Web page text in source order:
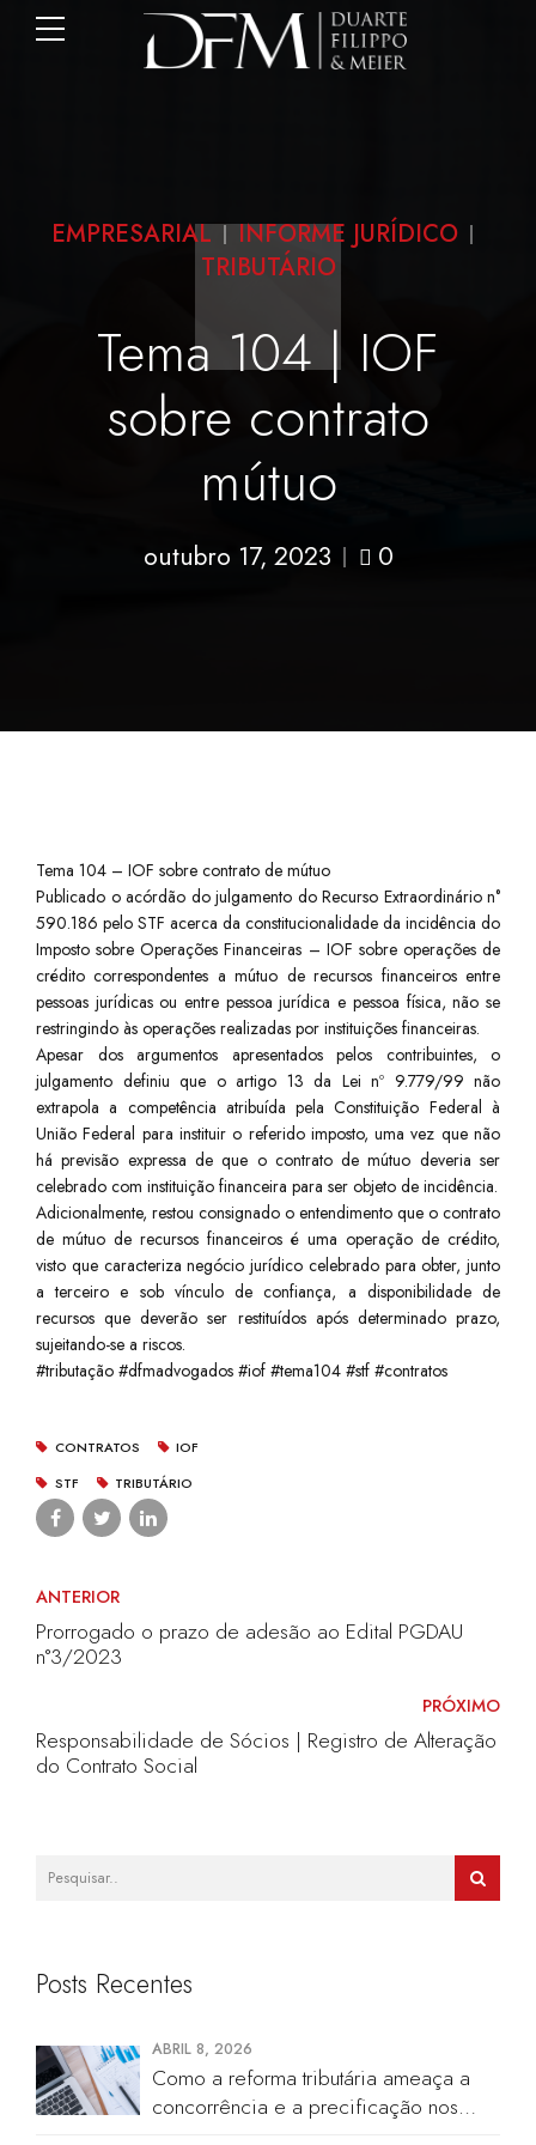
EMPRESARIAL
INFORME JURÍDICO
TRIBUTÁRIO
Tema 104 | IOF
sobre contrato
mútuo
outubro 17, 2023 0
Tema 104 – IOF sobre contrato de mútuo
Publicado o acórdão do julgamento do Recurso Extraordinário n°
590.186 pelo STF acerca da constitucionalidade da incidência do
Imposto sobre Operações Financeiras – IOF sobre operações de
crédito correspondentes a mútuo de recursos financeiros entre
pessoas jurídicas ou entre pessoa jurídica e pessoa física, não se
restringindo às operações realizadas por instituições financeiras.
Apesar dos argumentos apresentados pelos contribuintes, o
julgamento definiu que o artigo 13 da Lei nº 9.779/99 não
extrapola a competência atribuída pela Constituição Federal à
União Federal para instituir o referido imposto, uma vez que não
há previsão expressa de que o contrato de mútuo deveria ser
celebrado com instituição financeira para ser objeto de incidência.
Adicionalmente, restou consignado o entendimento que o contrato
de mútuo de recursos financeiros é uma operação de crédito,
visto que caracteriza negócio jurídico celebrado para obter, junto
a terceiro e sob vínculo de confiança, a disponibilidade de
recursos que deverão ser restituídos após determinado prazo,
sujeitando-se a riscos.
#tributação #dfmadvogados #iof #tema104 #stf #contratos
CONTRATOS
IOF
STF
TRIBUTÁRIO
ANTERIOR
Prorrogado o prazo de adesão ao Edital PGDAU
n°3/2023
PRÓXIMO
Responsabilidade de Sócios | Registro de Alteração
do Contrato Social
Posts Recentes
ABRIL 8, 2026
Como a reforma tributária ameaça a
concorrência e a precificação nos